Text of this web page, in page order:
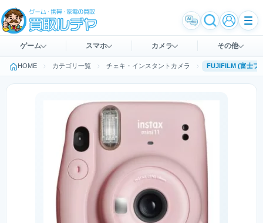
ゲーム スマホ カメラ その他
HOME カテゴリ一覧 チェキ・インスタントカメラ